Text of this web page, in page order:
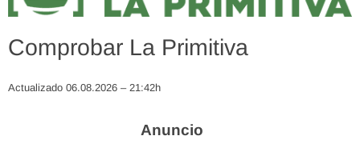
Comprobar La Primitiva
Actualizado 06.08.2026 – 21:42h